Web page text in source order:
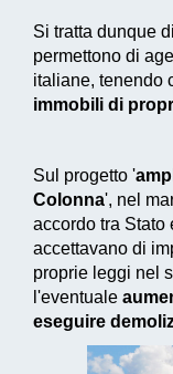
Si tratta dunque
permettono di
italiane, tenendo
immobili di
Sul progetto '
Colonna', nel
accordo tra Stato
accettavano di
proprie leggi nel
l'eventuale
eseguire